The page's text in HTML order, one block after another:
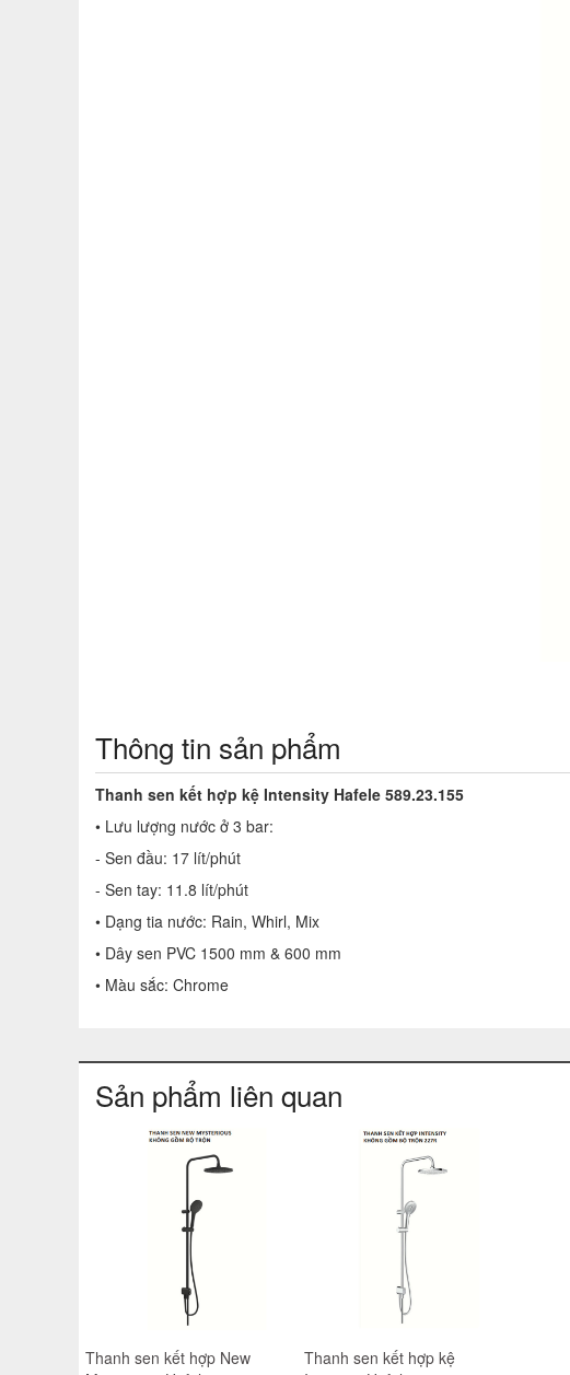
Thông tin sản phẩm
Thanh sen kết hợp kệ Intensity Hafele 589.23.155
• Lưu lượng nước ở 3 bar:
- Sen đầu: 17 lít/phút
- Sen tay: 11.8 lít/phút
• Dạng tia nước: Rain, Whirl, Mix
• Dây sen PVC 1500 mm & 600 mm
• Màu sắc: Chrome
Sản phẩm liên quan
Thanh sen kết hợp New
Thanh sen kết hợp kệ